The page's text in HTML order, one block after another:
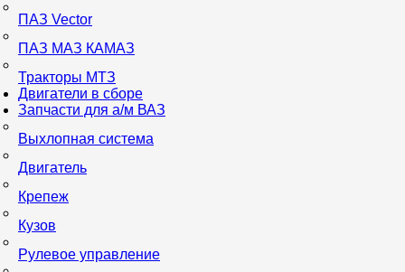
ПАЗ Vector
ПАЗ МАЗ КАМАЗ
Тракторы МТЗ
Двигатели в сборе
Запчасти для а/м ВАЗ
Выхлопная система
Двигатель
Крепеж
Кузов
Рулевое управление